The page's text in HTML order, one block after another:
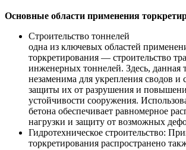
Основные области применения
Строительство тоннелей
одна из ключевых областей
торкретирования — строительство
инженерных тоннелей. Здесь, данная
незаменима для укрепления сводов и
защиты их от разрушения и
устойчивости сооружения.
бетона обеспечивает равномерное
нагрузки и защиту от возможных
Гидротехническое строительство:
торкретирования распространено